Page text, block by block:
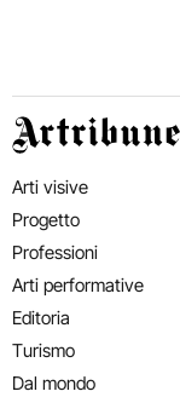
Artribune
Arti visive
Progetto
Professioni
Arti performative
Editoria
Turismo
Dal mondo